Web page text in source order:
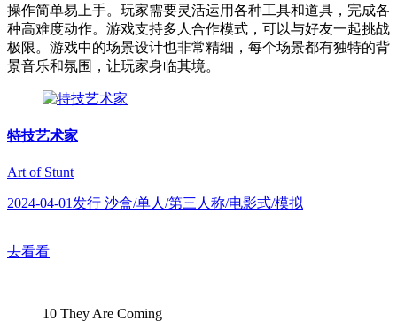
操作简单易上手。玩家需要灵活运用各种工具和道具，完成各
种高难度动作。游戏支持多人合作模式，可以与好友一起挑战
极限。游戏中的场景设计也非常精细，每个场景都有独特的背
景音乐和氛围，让玩家身临其境。
特技艺术家
Art of Stunt
2024-04-01发行 沙盒/单人/第三人称/电影式/模拟
去看看
10 They Are Coming